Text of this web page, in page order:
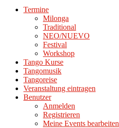
Termine
Milonga
Traditional
NEO/NUEVO
Festival
Workshop
Tango Kurse
Tangomusik
Tangoreise
Veranstaltung eintragen
Benutzer
Anmelden
Registrieren
Meine Events bearbeiten